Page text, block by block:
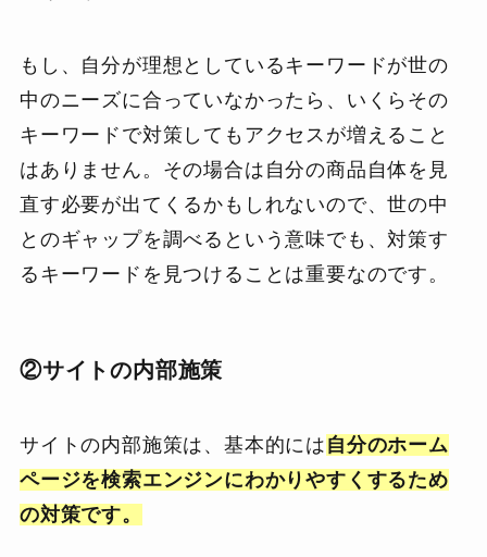
もし、自分が理想としているキーワードが世の
中のニーズに合っていなかったら、いくらその
キーワードで対策してもアクセスが増えること
はありません。その場合は自分の商品自体を見
直す必要が出てくるかもしれないので、世の中
とのギャップを調べるという意味でも、対策す
るキーワードを見つけることは重要なのです。
②サイトの内部施策
サイトの内部施策は、基本的には 自分のホーム
ページを検索エンジンにわかりやすくするため
の対策です。